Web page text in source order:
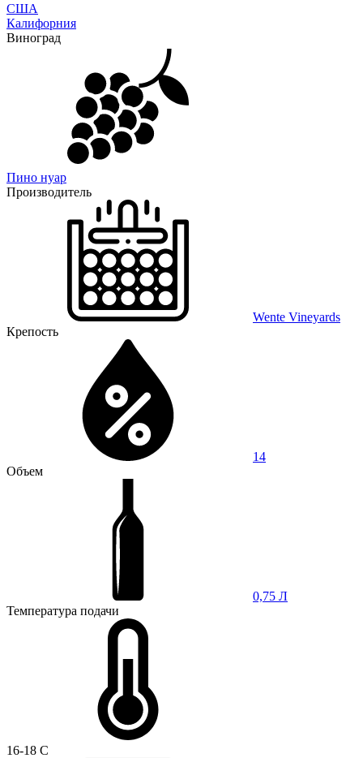
США
Калифорния
Виноград
Пино нуар
Производитель
Wente Vineyards
Крепость
14
Объем
0,75 Л
Температура подачи
16-18 C